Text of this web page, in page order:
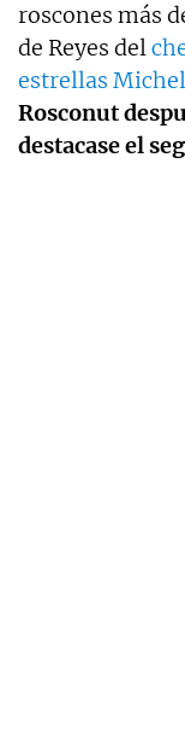
roscones más
de Reyes del
estrellas
Rosconut
destacase el